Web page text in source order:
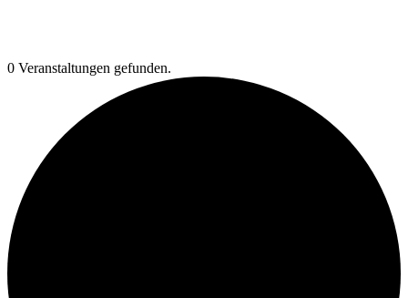
0 Veranstaltungen gefunden.